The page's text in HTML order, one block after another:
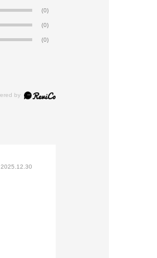
(0)
(0)
(0)
2025.12.30